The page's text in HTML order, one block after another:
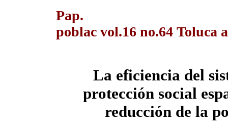
Pap.
poblac vol.16 no.64 Toluca
La eficiencia del
protección social
reducción de la